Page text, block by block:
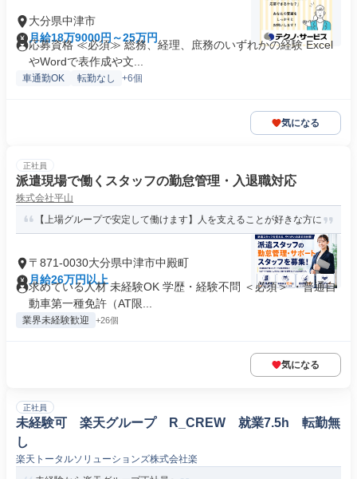
大分県中津市
月給18万9000円～25万円
応募資格 ≪必須≫ 総務、経理、庶務のいずれかの経験 Excel
やWordで表作成や文...
車通勤OK 転勤なし +6個
気になる
正社員
派遣現場で働くスタッフの勤怠管理・入退職対応
株式会社平山
【上場グループで安定して働けます】人を支えることが好きな方に
〒871-0030大分県中津市中殿町
月給26万円以上
求めている人材 未経験OK 学歴・経験不問 ＜必須＞ ・普通自
動車第一種免許（AT限...
業界未経験歓迎 +26個
気になる
正社員
未経験可 楽天グループ R_CREW 就業7.5h 転勤無
し
楽天トータルソリューションズ株式会社楽